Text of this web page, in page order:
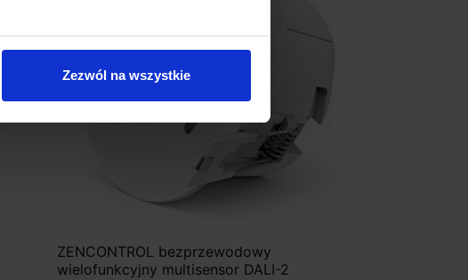
Zezwól na wszystkie
ZENCONTROL bezprzewodowy
wielofunkcyjny multisensor DALI-2